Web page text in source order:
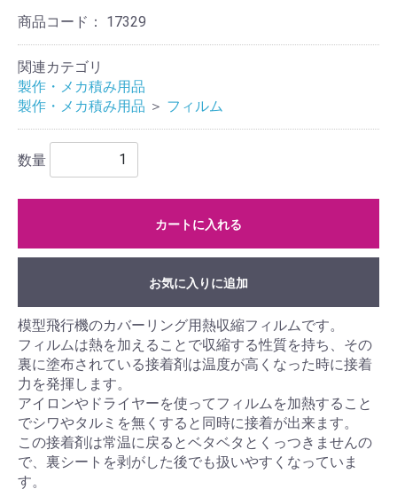
商品コード： 17329
関連カテゴリ
製作・メカ積み用品
製作・メカ積み用品 ＞ フィルム
数量
カートに入れる
お気に入りに追加
模型飛行機のカバーリング用熱収縮フィルムです。
フィルムは熱を加えることで収縮する性質を持ち、その
裏に塗布されている接着剤は温度が高くなった時に接着
力を発揮します。
アイロンやドライヤーを使ってフィルムを加熱すること
でシワやタルミを無くすると同時に接着が出来ます。
この接着剤は常温に戻るとベタベタとくっつきませんの
で、裏シートを剥がした後でも扱いやすくなっていま
す。